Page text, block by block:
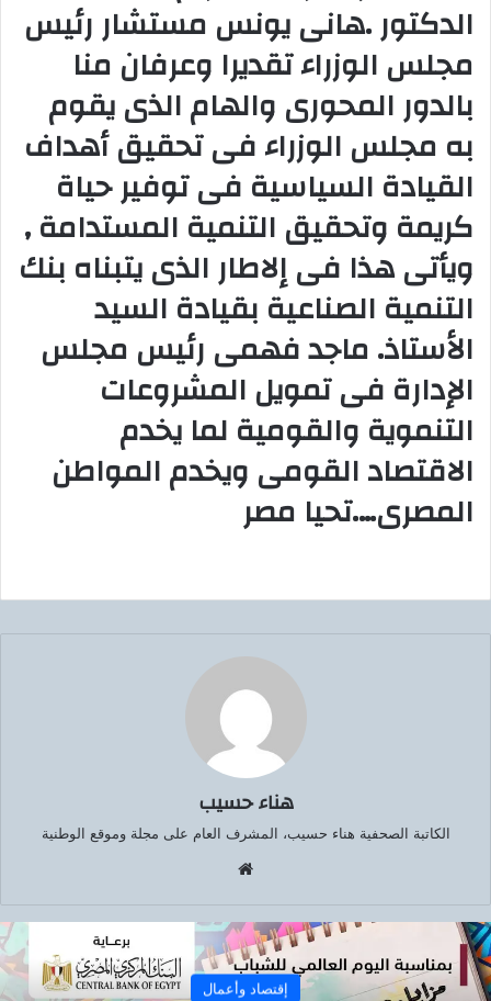
الدكتور .هانى يونس مستشار رئيس
مجلس الوزراء تقديرا وعرفان منا
بالدور المحورى والهام الذى يقوم
به مجلس الوزراء فى تحقيق أهداف
القيادة السياسية فى توفير حياة
كريمة وتحقيق التنمية المستدامة ,
ويأتى هذا فى إلاطار الذى يتبناه بنك
التنمية الصناعية بقيادة السيد
الأستاذ. ماجد فهمى رئيس مجلس
الإدارة فى تمويل المشروعات
التنموية والقومية لما يخدم
الاقتصاد القومى ويخدم المواطن
المصرى….تحيا مصر
هناء حسيب
الكاتبة الصحفية هناء حسيب، المشرف العام على مجلة وموقع الوطنية
الوي
ب